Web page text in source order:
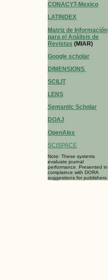
CONACYT-Mexico
LATINDEX
Matriz de Información
para el Análisis de
Revistas (MIAR)
Google scholar
DIMENSIONS
SCILIT
LENS
Semantic Scholar
DOAJ
OpenAlex
SCISPACE
Note: These systems
evaluate journal
performance. Presented in
complaince with DORA
suggestions for publishers.